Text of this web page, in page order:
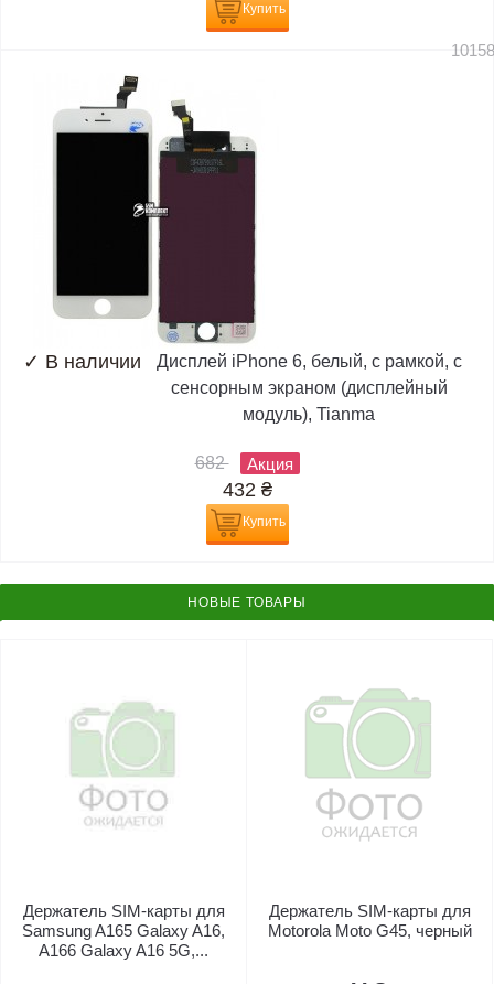
Купить
✓ В наличии
Дисплей iPhone 6, белый, с рамкой, с
сенсорным экраном (дисплейный
модуль), Tianma
682 Акция
432 ₴
Купить
НОВЫЕ ТОВАРЫ
Держатель SIM-карты для
Samsung A165 Galaxy A16,
A166 Galaxy A16 5G,...
Держатель SIM-карты для
Motorola Moto G45, черный